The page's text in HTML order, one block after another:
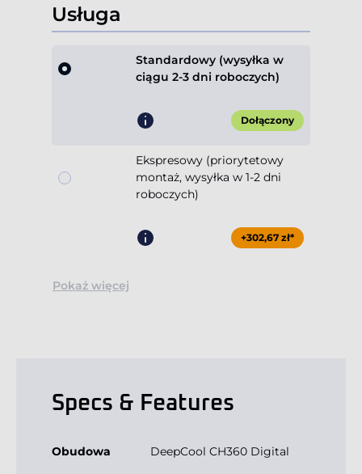
Usługa
Standardowy (wysyłka w
ciągu 2-3 dni roboczych)
Dołączony
Ekspresowy (priorytetowy
montaż, wysyłka w 1-2 dni
roboczych)
+302,67 zł*
Pokaż więcej
Specs & Features
Obudowa DeepCool CH360 Digital